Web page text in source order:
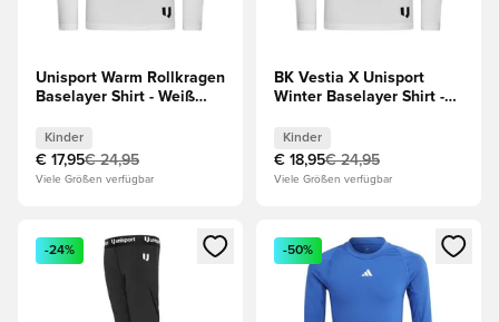
Unisport Warm Rollkragen
Baselayer Shirt - Weiß
Kinder
€ 17,95€ 24,95
Viele Größen verfügbar
BK Vestia X Unisport
Winter Baselayer Shirt -
Kinder
€ 18,95€ 24,95
Viele Größen verfügbar
Öffnet ein Fenster zum Anmelden oder Registrieren als
-24%
Öffnet ein Fenster zum
-50%